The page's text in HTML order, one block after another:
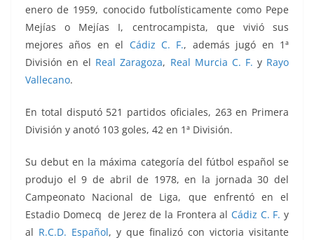
enero de 1959, conocido futbolísticamente como Pepe
Mejías o Mejías I, centrocampista, que vivió sus
mejores años en el Cádiz C. F., además jugó en 1ª
División en el Real Zaragoza, Real Murcia C. F. y Rayo
Vallecano.
En total disputó 521 partidos oficiales, 263 en Primera
División y anotó 103 goles, 42 en 1ª División.
Su debut en la máxima categoría del fútbol español se
produjo el 9 de abril de 1978, en la jornada 30 del
Campeonato Nacional de Liga, que enfrentó en el
Estadio Domecq de Jerez de la Frontera al Cádiz C. F. y
al R.C.D. Español, y que finalizó con victoria visitante